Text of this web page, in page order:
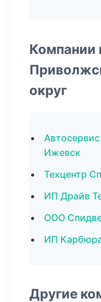
Компании
округ
Ижевск
Техцентр
ИП Драйв
ООО
ИП
Другие